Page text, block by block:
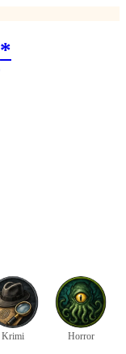
*
Krimi Horror